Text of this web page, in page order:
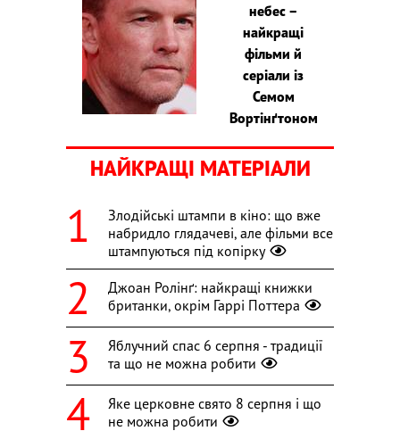
небес –
найкращі
фільми й
серіали із
Семом
Вортінґтоном
НАЙКРАЩІ МАТЕРІАЛИ
Злодійські штампи в кіно: що вже
набридло глядачеві, але фільми все
штампуються під копірку
Джоан Ролінґ: найкращі книжки
британки, окрім Гаррі Поттера
Яблучний спас 6 серпня - традиції
та що не можна робити
Яке церковне свято 8 серпня і що
не можна робити